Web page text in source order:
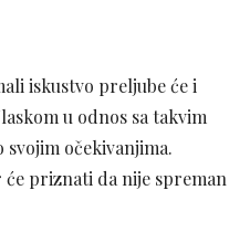
iskustvo preljube će i
u odnos sa takvim
očekivanjima.
priznati da nije spreman